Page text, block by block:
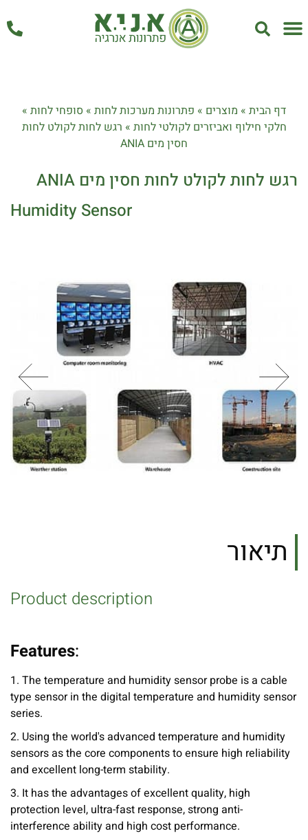
דף הבית » מוצרים » פתרונות מערכות לחות » סופחי לחות »
חלקי חילוף ואביזרים לקולטי לחות » רגש לחות לקולט לחות
חסין מים ANIA
רגש לחות לקולט לחות חסין מים ANIA
Humidity Sensor
תיאור
Product description
Features:
1. The temperature and humidity sensor probe is a cable
type sensor in the digital temperature and humidity sensor
series.
2. Using the world's advanced temperature and humidity
sensors as the core components to ensure high reliability
and excellent long-term stability.
3. It has the advantages of excellent quality, high
protection level, ultra-fast response, strong anti-
interference ability and high cost performance.